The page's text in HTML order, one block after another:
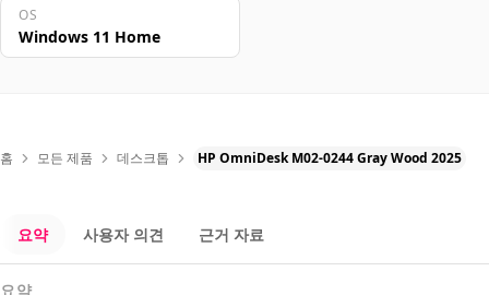
OS
Windows 11 Home
홈 모든 제품 데스크톱 HP OmniDesk M02-0244 Gray Wood 2025
요약 사용자 의견 근거 자료
요약